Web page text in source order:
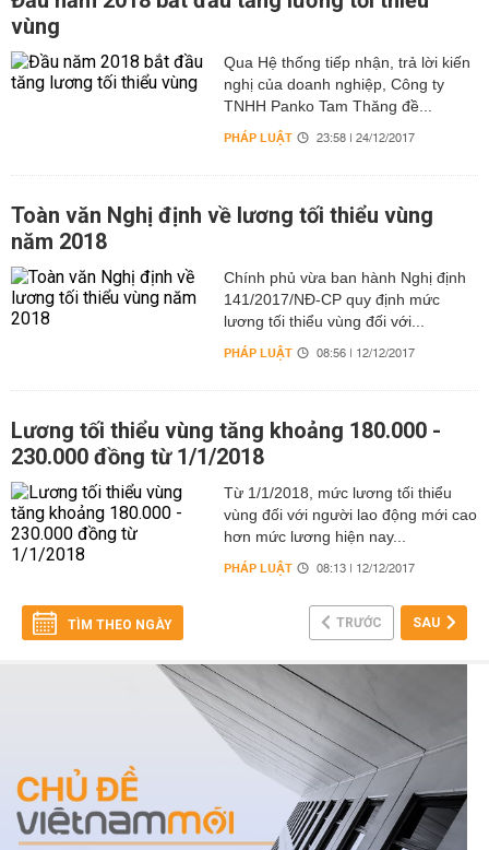
vùng
Qua Hệ thống tiếp nhận, trả lời kiến
nghị của doanh nghiệp, Công ty
TNHH Panko Tam Thăng đề...
PHÁP LUẬT 23:58 | 24/12/2017
Toàn văn Nghị định về lương tối thiểu vùng
năm 2018
Chính phủ vừa ban hành Nghị định
141/2017/NĐ-CP quy định mức
lương tối thiểu vùng đối với...
PHÁP LUẬT 08:56 | 12/12/2017
Lương tối thiểu vùng tăng khoảng 180.000 -
230.000 đồng từ 1/1/2018
Từ 1/1/2018, mức lương tối thiểu
vùng đối với người lao động mới cao
hơn mức lương hiện nay...
PHÁP LUẬT 08:13 | 12/12/2017
TÌM THEO NGÀY TRƯỚC SAU